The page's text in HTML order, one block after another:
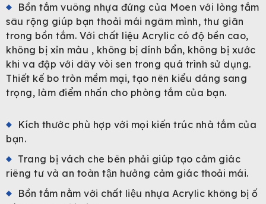
Bồn tắm vuông nhựa đứng của Moen với lòng tắm
sâu rộng giúp bạn thoải mái ngâm mình, thư giãn
trong bồn tắm. Với chất liệu Acrylic có độ bền cao,
không bị xỉn màu , không bị dính bẩn, không bị xước
khi va đập với dây vòi sen trong quá trình sử dụng.
Thiết kế bo tròn mềm mại, tạo nên kiểu dáng sang
trọng, làm điểm nhấn cho phòng tắm của bạn.
Kích thước phù hợp với mọi kiến trúc nhà tắm của
bạn.
Trang bị vách che bên phải giúp tạo cảm giác
riêng tư và an toàn tận hưởng cảm giác thoải mái.
Bồn tắm nằm với chất liệu nhựa Acrylic không bị ố